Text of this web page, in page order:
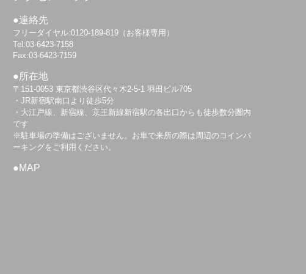
●連絡先
フリーダイヤル:0120-189-819（お客様専用）
Tel:03-6423-7158
Fax:03-6423-7159
●所在地
〒151-0053 東京都渋谷区代々木2-5-1 羽田ビル705
・JR新宿駅南口より徒歩5分
・大江戸線、新宿線、京王新線新宿駅の各出口からも徒歩数分圏内
です
※駐車場の準備はございません。お車で来所の際は周辺のコインパ
ーキングをご利用ください。
●MAP